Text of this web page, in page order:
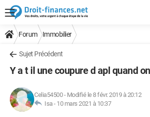
Forum Immobilier
Sujet Précédent
Y a t il une coupure d apl quand
Celia54500- Modifié le 8 févr. 2019 à 20:12
Isa - 10 mars 2021 à 10:37